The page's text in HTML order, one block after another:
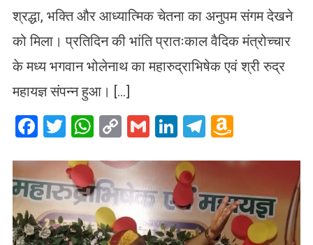
श्रद्धा, भक्ति और आध्यात्मिक चेतना का अनुपम संगम देखने
को मिला। प्रतिदिन की भांति प्रातःकाल वैदिक मंत्रोच्चार
के मध्य भगवान भोलेनाथ का महारुद्राभिषेक एवं श्री रुद्र
महायज्ञ संपन्न हुआ। […]
Facebook
Twitter
WhatsApp
CopyGmailLinkedIn
Telegram
List